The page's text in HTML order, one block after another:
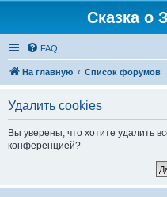
Сказка о
FAQ
На главную Список форумов
Удалить cookies
Вы уверены, что хотите удалить
конференцией?